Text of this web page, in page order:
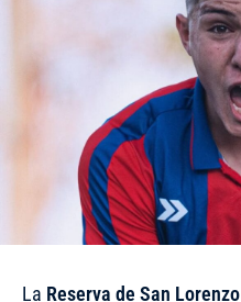
La Reserva de San Lorenzo